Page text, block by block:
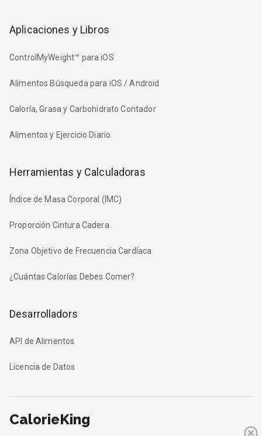
Aplicaciones y Libros
ControlMyWeight™ para iOS
Alimentos Búsqueda para iOS / Android
Caloría, Grasa y Carbohidrato Contador
Alimentos y Ejercicio Diario
Herramientas y Calculadoras
Índice de Masa Corporal (IMC)
Proporción Cintura Cadera
Zona Objetivo de Frecuencia Cardíaca
¿Cuántas Calorías Debes Comer?
Desarrolladors
API de Alimentos
Licencia de Datos
CalorieKing